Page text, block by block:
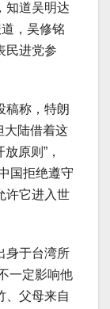
知道吴明达
，吴修铭
民进党参
称，特朗
大陆借着这
原则”，
国拒绝遵守
许它进入世
于台湾所
一定影响他
、父母来自